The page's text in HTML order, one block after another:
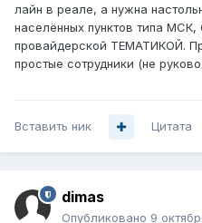
лайн в реале, а нужна
населённых пунктов типа
провайдерской ТЕМАТИКОЙ.
простые сотрудники (не
Вставить ник Цитата
dimas
Опубликовано 9